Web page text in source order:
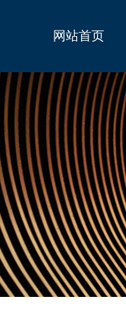
网站首页